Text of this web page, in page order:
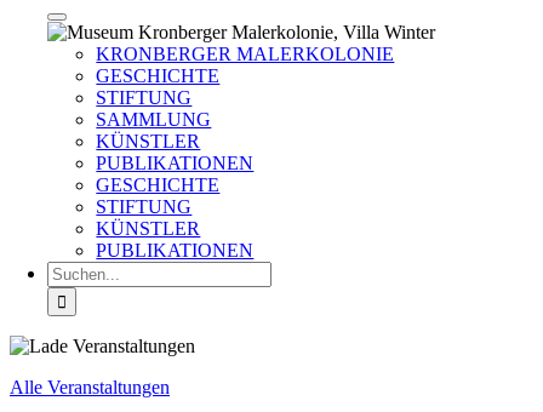
KRONBERGER MALERKOLONIE
GESCHICHTE
STIFTUNG
SAMMLUNG
KÜNSTLER
PUBLIKATIONEN
GESCHICHTE
STIFTUNG
KÜNSTLER
PUBLIKATIONEN
Suche
nach:
Alle Veranstaltungen